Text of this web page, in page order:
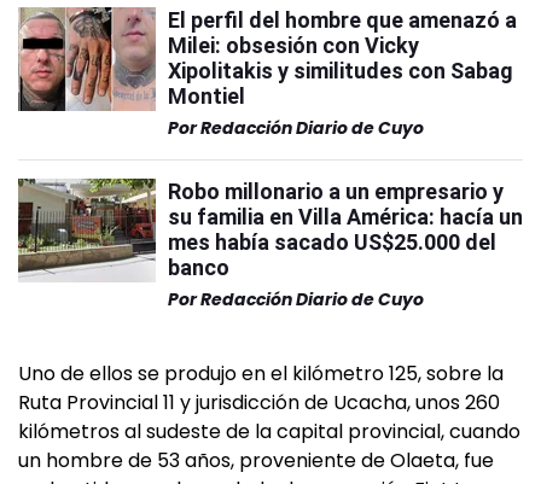
El perfil del hombre que amenazó a
Milei: obsesión con Vicky
Xipolitakis y similitudes con Sabag
Montiel
PorRedacción Diario de Cuyo
Robo millonario a un empresario y
su familia en Villa América: hacía un
mes había sacado US$25.000 del
banco
PorRedacción Diario de Cuyo
Uno de ellos se produjo en el kilómetro 125, sobre la
Ruta Provincial 11 y jurisdicción de Ucacha, unos 260
kilómetros al sudeste de la capital provincial, cuando
un hombre de 53 años, proveniente de Olaeta, fue